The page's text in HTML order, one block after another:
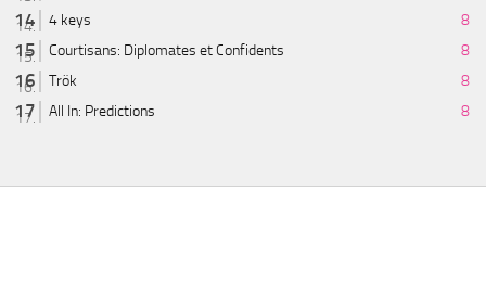
4 keys
8
Courtisans: Diplomates et Confidents
8
Trök
8
All In: Predictions
8